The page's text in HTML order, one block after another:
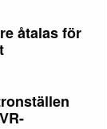
åtalas för